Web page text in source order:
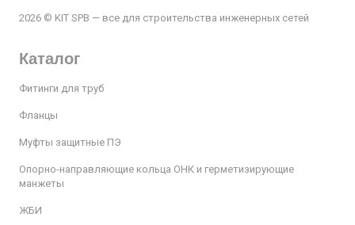
2026 © KIT SPB — все для строительства инженерных сетей
Каталог
Фитинги для труб
Фланцы
Муфты защитные ПЭ
Опорно-направляющие кольца ОНК и герметизирующие
манжеты
ЖБИ